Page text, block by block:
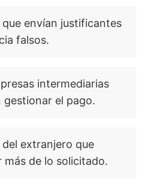
envían justificantes
falsos.
intermediarias
gestionar el pago.
extranjero que
más de lo solicitado.